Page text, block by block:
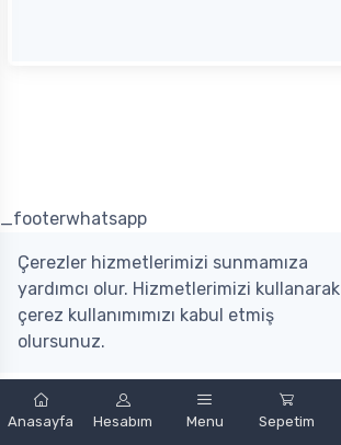
Anasayfa Hesabım Menu Sepetim
by nopCommerce Mobint Bilişim A.Ş.
_footerwhatsapp
Çerezler hizmetlerimizi sunmamıza
yardımcı olur. Hizmetlerimizi kullanarak
çerez kullanımımızı kabul etmiş
olursunuz.